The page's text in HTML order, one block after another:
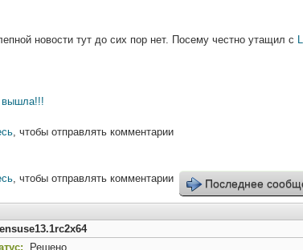
новости тут до сих пор нет. Посему честно утащил с
вышла!!!
, чтобы отправлять комментарии
, чтобы отправлять комментарии Последнее
Решено